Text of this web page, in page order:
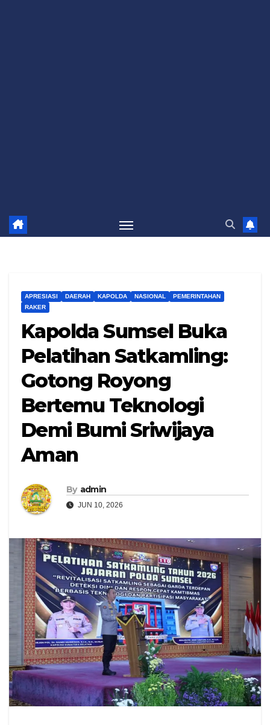
APRESIASI DAERAH KAPOLDA NASIONAL
PEMERINTAHAN
RAKER
Kapolda Sumsel Buka
Pelatihan Satkamling:
Gotong Royong
Bertemu Teknologi
Demi Bumi Sriwijaya
Aman
By admin
JUN 10, 2026